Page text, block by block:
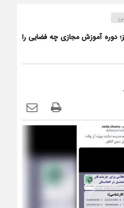
سوءاستفاده معاندین از
اختصاصی| معطلی بار
رضا صادقی: بدرقه میهمان
مذاکره تحمیلی، جنگ
دوره آموزش مجازی چه فضایی را